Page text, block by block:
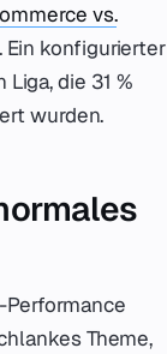
vs.
konfigurierter
die 31 %
wurden.
Theme,